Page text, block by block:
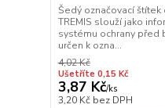
Šedý označovací
TREMIS slouží jako
systému ochrany před
určen k ozna...
4,02 Kč
Ušetříte 0,15 Kč
3,87 Kč/ks
3,20 Kč bez DPH